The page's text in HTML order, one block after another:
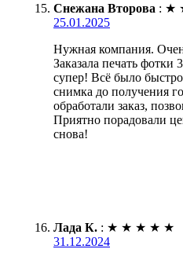
Снежана Второва : ★
25.01.2025
Нужная компания.
Заказала печать фотки
супер! Всё было
снимка до получения
обработали заказ,
Приятно порадовали
снова!
Лада К. : ★ ★ ★ ★ ★
31.12.2024